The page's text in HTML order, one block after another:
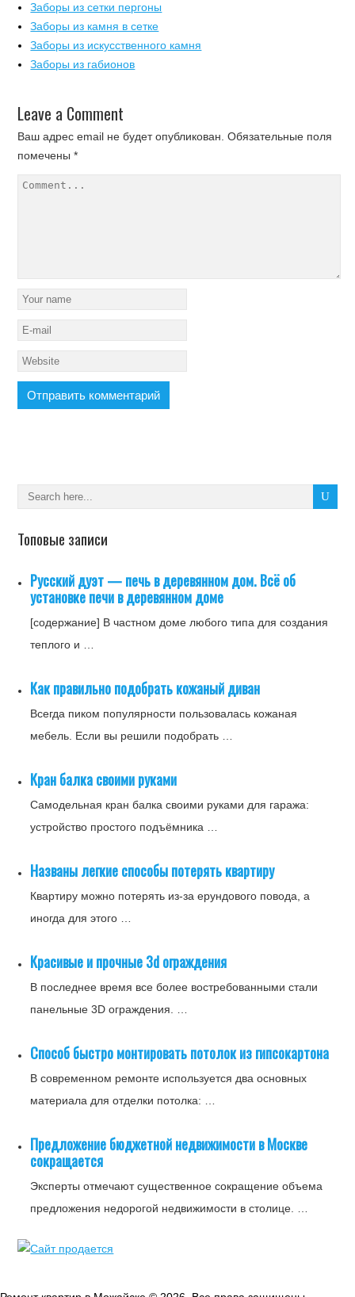
Заборы из сетки пергоны
Заборы из камня в сетке
Заборы из искусственного камня
Заборы из габионов
Leave a Comment
Ваш адрес email не будет опубликован. Обязательные поля
помечены*
Топовые записи
Русский дуэт — печь в деревянном дом. Всё об
установке печи в деревянном доме
[содержание] В частном доме любого типа для создания
теплого и …
Как правильно подобрать кожаный диван
Всегда пиком популярности пользовалась кожаная
мебель. Если вы решили подобрать …
Кран балка своими руками
Самодельная кран балка своими руками для гаража:
устройство простого подъёмника …
Названы легкие способы потерять квартиру
Квартиру можно потерять из-за ерундового повода, а
иногда для этого …
Красивые и прочные 3d ограждения
В последнее время все более востребованными стали
панельные 3D ограждения. …
Способ быстро монтировать потолок из гипсокартона
В современном ремонте используется два основных
материала для отделки потолка: …
Предложение бюджетной недвижимости в Москве
сокращается
Эксперты отмечают существенное сокращение объема
предложения недорогой недвижимости в столице. …